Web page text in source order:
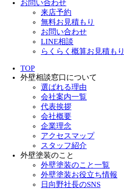
お問い合わせ
来店予約
無料お見積もり
お問い合わせ
LINE相談
らくらく概算お見積もり
TOP
外壁相談窓口について
選ばれる理由
会社案内一覧
代表挨拶
会社概要
企業理念
アクセスマップ
スタッフ紹介
外壁塗装のこと
外壁塗装のこと一覧
外壁塗装お役立ち情報
日向野社長のSNS